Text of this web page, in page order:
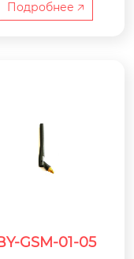
BY：ООО Цзя
Beyondoor по п
Подробнее 🡥
GSM-01-05